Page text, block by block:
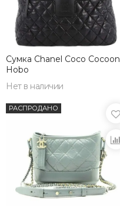
Сумка Chanel Coco Cocoon
Hobo
Нет в наличии
РАСПРОДАНО